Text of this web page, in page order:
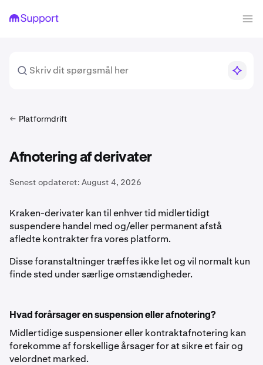
Platformdrift
Afnotering af derivater
Senest opdateret: August 4, 2026
Kraken-derivater kan til enhver tid midlertidigt
suspendere handel med og/eller permanent afstå
afledte kontrakter fra vores platform.
Disse foranstaltninger træffes ikke let og vil normalt kun
finde sted under særlige omstændigheder.
Hvad forårsager en suspension eller afnotering?
Midlertidige suspensioner eller kontraktafnotering kan
forekomme af forskellige årsager for at sikre et fair og
velordnet marked.